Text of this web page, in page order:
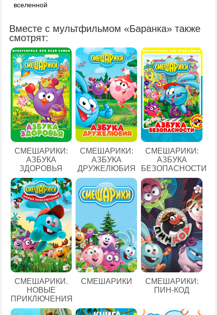
вселенной
Вместе с мультфильмом «Баранка» также
смотрят:
СМЕШАРИКИ:
АЗБУКА
ЗДОРОВЬЯ
СМЕШАРИКИ:
АЗБУКА
ДРУЖЕЛЮБИЯ
СМЕШАРИКИ:
АЗБУКА
БЕЗОПАСНОСТИ
СМЕШАРИКИ.
НОВЫЕ
ПРИКЛЮЧЕНИЯ
СМЕШАРИКИ
СМЕШАРИКИ:
ПИН-КОД